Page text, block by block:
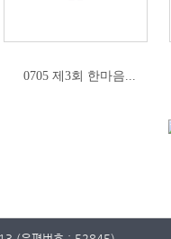
0705 제3회 한마음...